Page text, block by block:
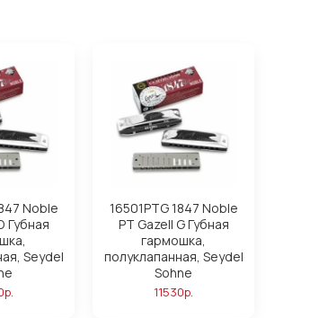
Noble
Губная
Seydel
16501PTG 1847 Noble
PT Gazell G Губная
гармошка,
полуклапанная, Seydel
Sohne
11530р.